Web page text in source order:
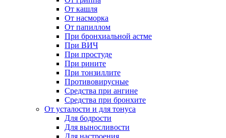
От кашля
От насморка
От папиллом
При бронхиальной астме
При ВИЧ
При простуде
При рините
При тонзиллите
Противовирусные
Средства при ангине
Средства при бронхите
От усталости и для тонуса
Для бодрости
Для выносливости
Для настроения